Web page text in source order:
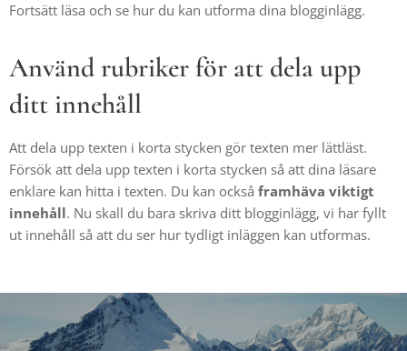
Fortsätt läsa och se hur du kan utforma dina blogginlägg.
Använd rubriker för att dela upp
ditt innehåll
Att dela upp texten i korta stycken gör texten mer lättläst.
Försök att dela upp texten i korta stycken så att dina läsare
enklare kan hitta i texten. Du kan också framhäva viktigt
innehåll. Nu skall du bara skriva ditt blogginlägg, vi har fyllt
ut innehåll så att du ser hur tydligt inläggen kan utformas.